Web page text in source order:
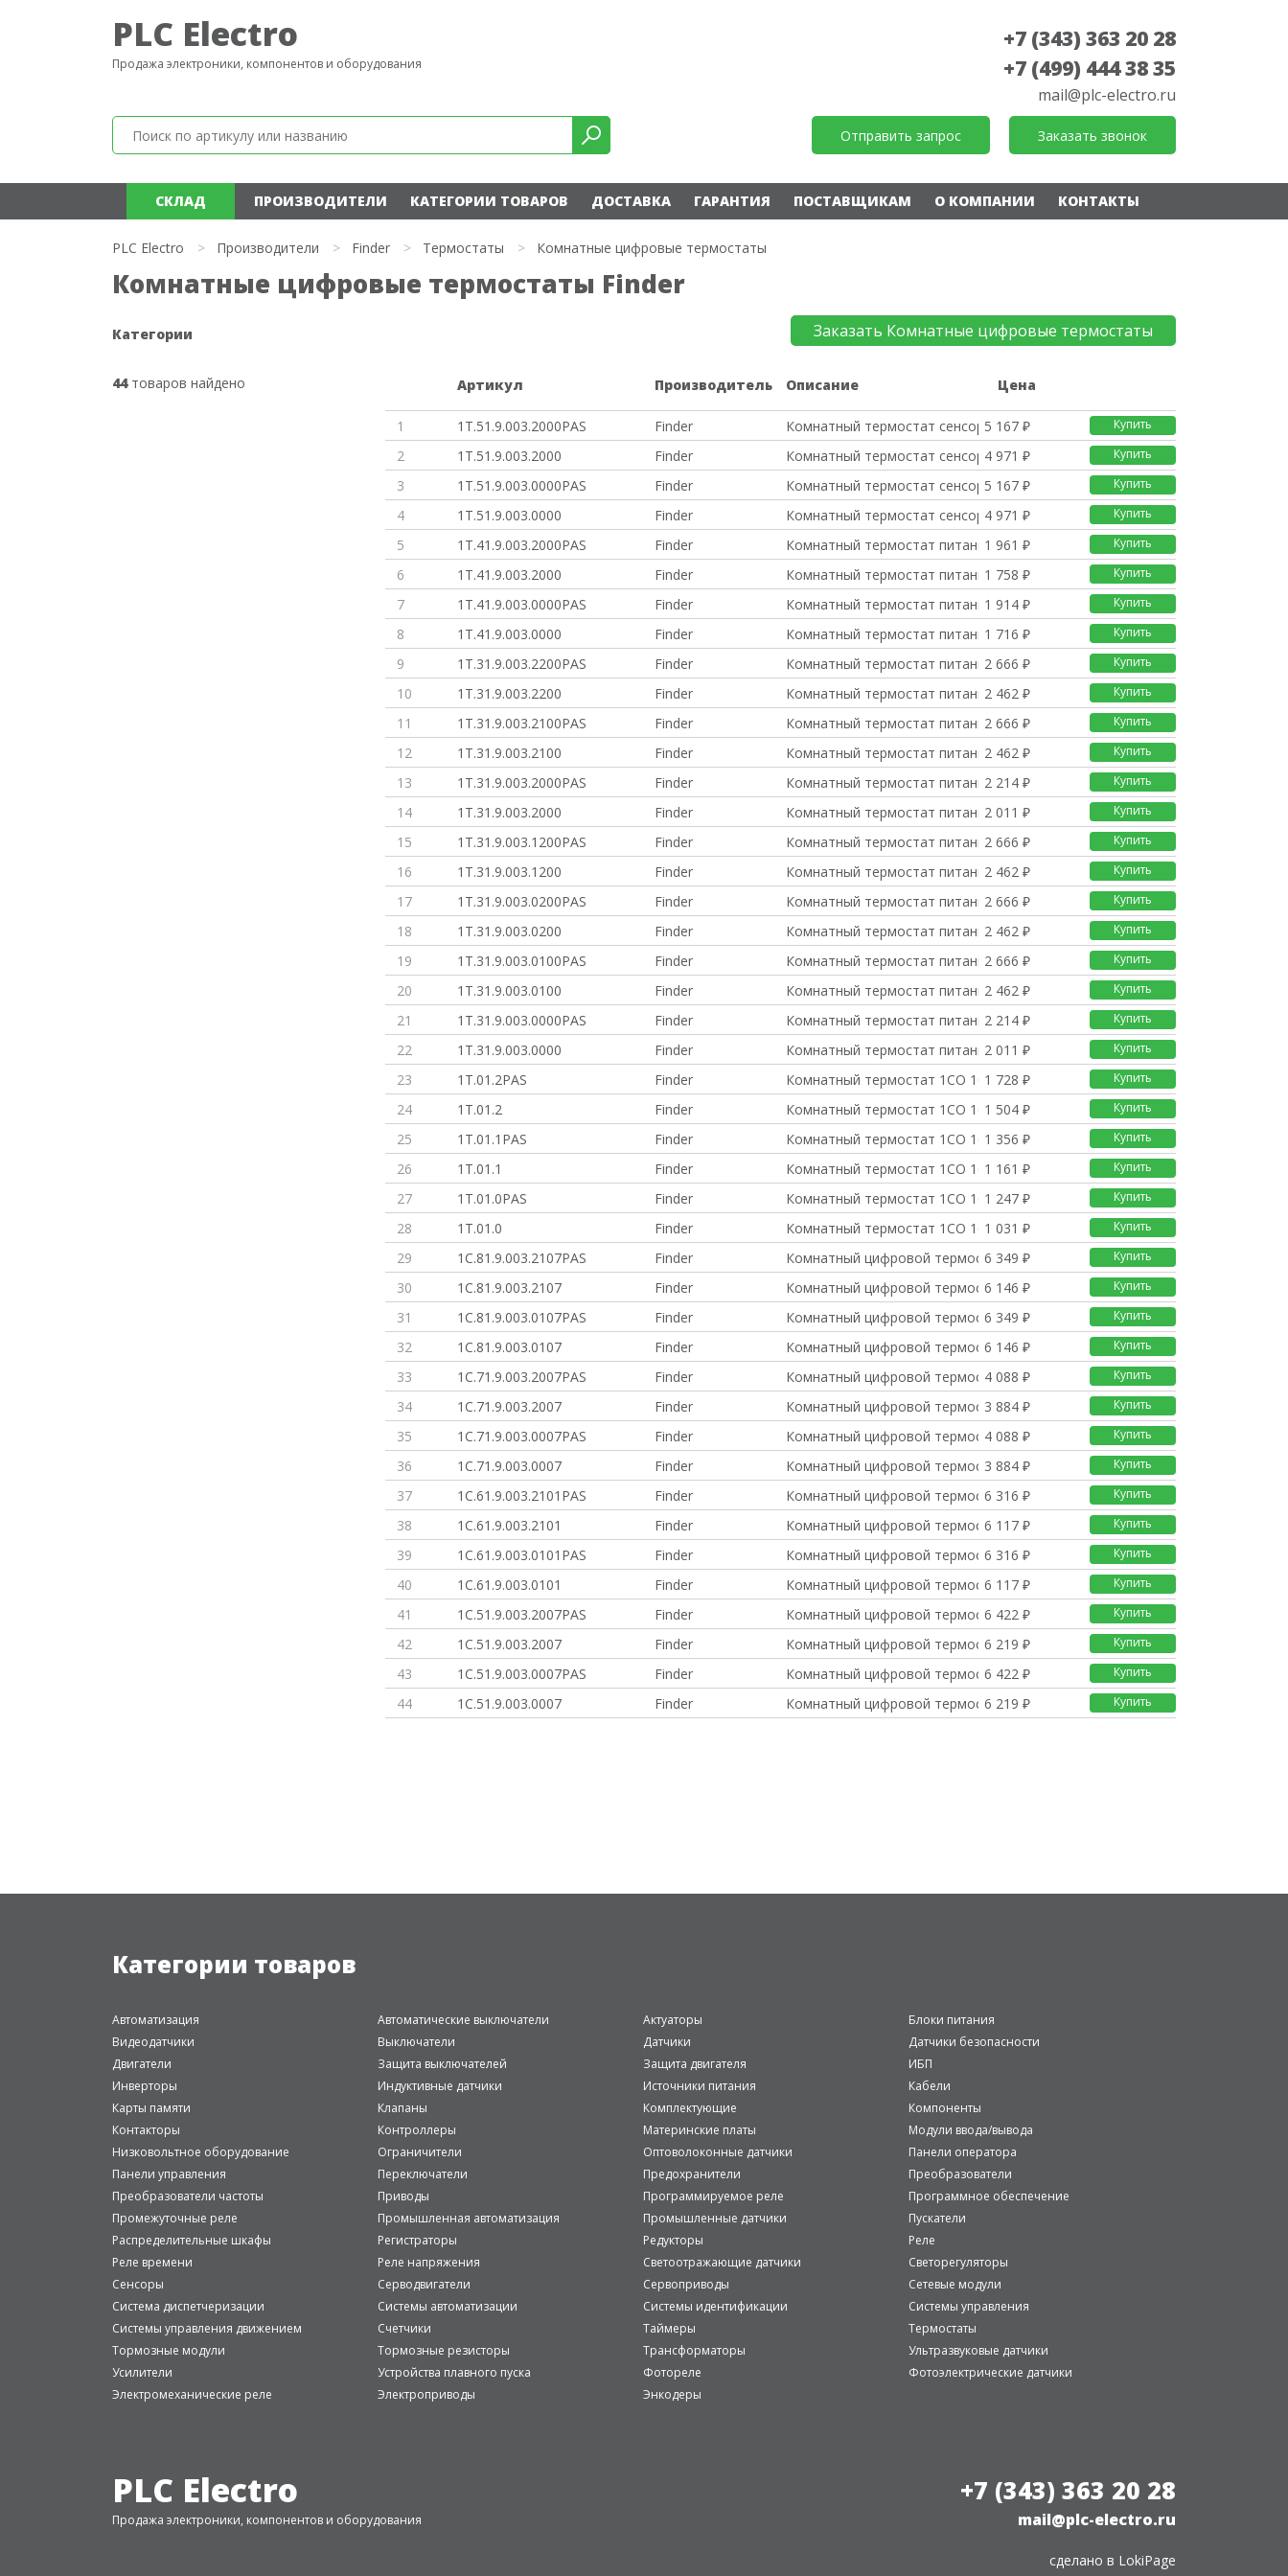
PLC Electro
Продажа электроники, компонентов и оборудования
+7 (343) 363 20 28
+7 (499) 444 38 35
mail@plc-electro.ru
Отправить запрос Заказать звонок
СКЛАД ПРОИЗВОДИТЕЛИ КАТЕГОРИИ ТОВАРОВ ДОСТАВКА ГАРАНТИЯ ПОСТАВЩИКАМ О КОМПАНИИ КОНТАКТЫ
PLC Electro > Производители > Finder > Термостаты > Комнатные цифровые термостаты
Комнатные цифровые термостаты Finder
Категории
44товаров найдено
Заказать Комнатные цифровые термостаты
Артикул Производитель Описание Цена
1 1T.51.9.003.2000PAS Finder Комнатный термостат сенсорный
5 167 ₽ Купить
2 1T.51.9.003.2000 Finder Комнатный термостат сенсорный
4 971 ₽ Купить
3 1T.51.9.003.0000PAS Finder Комнатный термостат сенсорный
5 167 ₽ Купить
4 1T.51.9.003.0000 Finder Комнатный термостат сенсорный
4 971 ₽ Купить
5 1T.41.9.003.2000PAS Finder Комнатный термостат питание 3В
1 961 ₽ Купить
6 1T.41.9.003.2000 Finder Комнатный термостат питание 3В
1 758 ₽ Купить
7 1T.41.9.003.0000PAS Finder Комнатный термостат питание 3В
1 914 ₽ Купить
8 1T.41.9.003.0000 Finder Комнатный термостат питание 3В
1 716 ₽ Купить
9 1T.31.9.003.2200PAS Finder Комнатный термостат питание 3В
2 666 ₽ Купить
10 1T.31.9.003.2200 Finder Комнатный термостат питание 3В
2 462 ₽ Купить
11 1T.31.9.003.2100PAS Finder Комнатный термостат питание 3В
2 666 ₽ Купить
12 1T.31.9.003.2100 Finder Комнатный термостат питание 3В
2 462 ₽ Купить
13 1T.31.9.003.2000PAS Finder Комнатный термостат питание 3В
2 214 ₽ Купить
14 1T.31.9.003.2000 Finder Комнатный термостат питание 3В
2 011 ₽ Купить
15 1T.31.9.003.1200PAS Finder Комнатный термостат питание 3В
2 666 ₽ Купить
16 1T.31.9.003.1200 Finder Комнатный термостат питание 3В
2 462 ₽ Купить
17 1T.31.9.003.0200PAS Finder Комнатный термостат питание 3В
2 666 ₽ Купить
18 1T.31.9.003.0200 Finder Комнатный термостат питание 3В
2 462 ₽ Купить
19 1T.31.9.003.0100PAS Finder Комнатный термостат питание 3В
2 666 ₽ Купить
20 1T.31.9.003.0100 Finder Комнатный термостат питание 3В
2 462 ₽ Купить
21 1T.31.9.003.0000PAS Finder Комнатный термостат питание 3В
2 214 ₽ Купить
22 1T.31.9.003.0000 Finder Комнатный термостат питание 3В
2 011 ₽ Купить
23 1T.01.2PAS Finder Комнатный термостат 1СО 10А мо
1 728 ₽ Купить
24 1T.01.2 Finder Комнатный термостат 1СО 16А мо
1 504 ₽ Купить
25 1T.01.1PAS Finder Комнатный термостат 1СО 16А мо
1 356 ₽ Купить
26 1T.01.1 Finder Комнатный термостат 1СО 16А мо
1 161 ₽ Купить
27 1T.01.0PAS Finder Комнатный термостат 1СО 16А мо
1 247 ₽ Купить
28 1T.01.0 Finder Комнатный термостат 1СО 16А мо
1 031 ₽ Купить
29 1C.81.9.003.2107PAS Finder Комнатный цифровой термостат с
6 349 ₽ Купить
30 1C.81.9.003.2107 Finder Комнатный цифровой термостат с
6 146 ₽ Купить
31 1C.81.9.003.0107PAS Finder Комнатный цифровой термостат с
6 349 ₽ Купить
32 1C.81.9.003.0107 Finder Комнатный цифровой термостат с
6 146 ₽ Купить
33 1C.71.9.003.2007PAS Finder Комнатный цифровой термостат с
4 088 ₽ Купить
34 1C.71.9.003.2007 Finder Комнатный цифровой термостат с
3 884 ₽ Купить
35 1C.71.9.003.0007PAS Finder Комнатный цифровой термостат с
4 088 ₽ Купить
36 1C.71.9.003.0007 Finder Комнатный цифровой термостат с
3 884 ₽ Купить
37 1C.61.9.003.2101PAS Finder Комнатный цифровой термостат T
6 316 ₽ Купить
38 1C.61.9.003.2101 Finder Комнатный цифровой термостат T
6 117 ₽ Купить
39 1C.61.9.003.0101PAS Finder Комнатный цифровой термостат T
6 316 ₽ Купить
40 1C.61.9.003.0101 Finder Комнатный цифровой термостат T
6 117 ₽ Купить
41 1C.51.9.003.2007PAS Finder Комнатный цифровой термостат с
6 422 ₽ Купить
42 1C.51.9.003.2007 Finder Комнатный цифровой термостат с
6 219 ₽ Купить
43 1C.51.9.003.0007PAS Finder Комнатный цифровой термостат с
6 422 ₽ Купить
44 1C.51.9.003.0007 Finder Комнатный цифровой термостат с
6 219 ₽ Купить
Категории товаров
Автоматизация Автоматические выключатели Актуаторы
Блоки питания
Видеодатчики
Выключатели Датчики
Датчики безопасности
Двигатели
Защита выключателей Защита двигателя
ИБП
Инверторы
Индуктивные датчики Источники питания
Кабели
Карты памяти
Клапаны Комплектующие
Компоненты
Контакторы
Контроллеры Материнские платы
Модули ввода/вывода
Низковольтное оборудование
Ограничители Оптоволоконные датчики
Панели оператора
Панели управления
Переключатели Предохранители
Преобразователи
Преобразователи частоты
Приводы Программируемое реле
Программное обеспечение
Промежуточные реле
Промышленная автоматизация Промышленные датчики
Пускатели
Распределительные шкафы
Регистраторы Редукторы
Реле
Реле времени
Реле напряжения Светоотражающие датчики
Светорегуляторы
Сенсоры
Серводвигатели Сервоприводы
Сетевые модули
Система диспетчеризации
Системы автоматизации Системы идентификации
Системы управления
Системы управления движением
Счетчики Таймеры
Термостаты
Тормозные модули
Тормозные резисторы Трансформаторы
Ультразвуковые датчики
Усилители
Устройства плавного пуска Фотореле
Фотоэлектрические датчики
Электромеханические реле
Электроприводы Энкодеры
PLC Electro
Продажа электроники, компонентов и оборудования
+7 (343) 363 20 28
mail@plc-electro.ru
сделано в LokiPage